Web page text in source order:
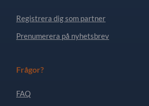
Registrera dig som partner
Prenumerera på nyhetsbrev
Frågor?
FAQ